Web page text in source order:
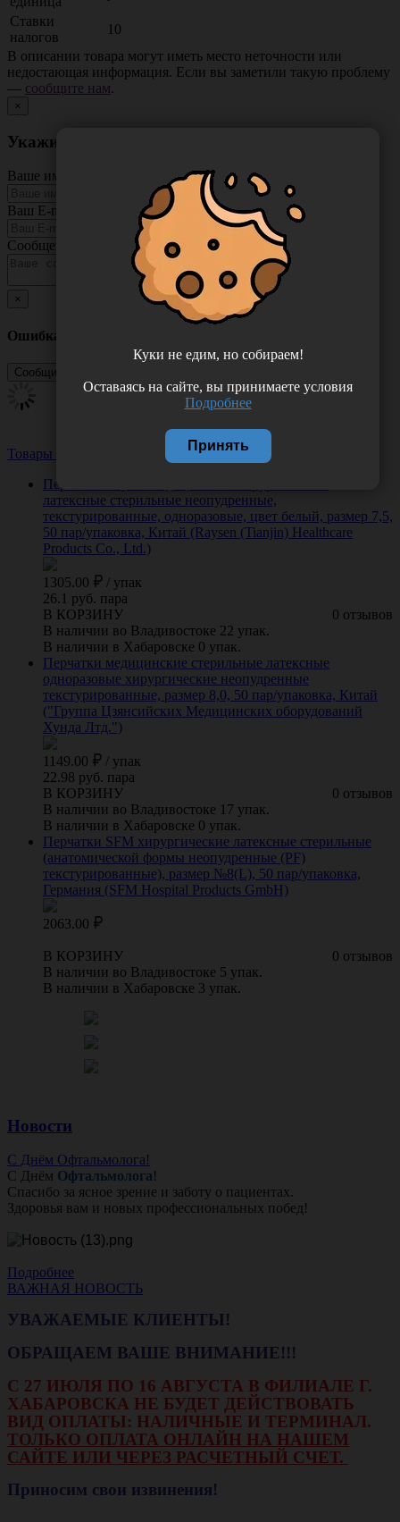
Ставки
налогов
10
В описании товара могут иметь место неточности или
недостающая информация. Если вы заметили такую проблему
— сообщите нам.
×
Укажите неточность в описании товара
Ваше имя
Ваш E-mail
Сообщение
×
Ошибка
Товары из этой категории
Посмотреть все
Перчатки Raysen медицинские хирургические
латексные стерильные неопудренные,
текстурированные, одноразовые, цвет белый, размер 7,5,
50 пар/упаковка, Китай (Raysen (Tianjin) Healthcare
Products Co., Ltd.)
1305.00 / упак
26.1 руб. пара
0 отзывов
В КОРЗИНУ
В наличии во Владивостоке 22 упак.
В наличии в Хабаровске 0 упак.
Перчатки медицинские стерильные латексные
одноразовые хирургические неопудренные
текстурированные, размер 8,0, 50 пар/упаковка, Китай
("Группа Цзянсийских Медицинских оборудований
Хунда Лтд.")
1149.00 / упак
22.98 руб. пара
0 отзывов
В КОРЗИНУ
В наличии во Владивостоке 17 упак.
В наличии в Хабаровске 0 упак.
Перчатки SFM хирургические латексные стерильные
(анатомической формы неопудренные (PF)
текстурированные), размер №8(L), 50 пар/упаковка,
Германия (SFM Hospital Products GmbH)
2063.00
0 отзывов
В КОРЗИНУ
В наличии во Владивостоке 5 упак.
В наличии в Хабаровске 3 упак.
Новости
С Днём Офтальмолога!
С Днём Офтальмолога!
Спасибо за ясное зрение и заботу о пациентах.
Здоровья вам и новых профессиональных побед!
Подробнее
ВАЖНАЯ НОВОСТЬ
УВАЖАЕМЫЕ КЛИЕНТЫ!
ОБРАЩАЕМ ВАШЕ ВНИМАНИЕ!!!
С 27 ИЮЛЯ ПО 16 АВГУСТА В ФИЛИАЛЕ Г.
ХАБАРОВСКА НЕ БУДЕТ ДЕЙСТВОВАТЬ
ВИД ОПЛАТЫ: НАЛИЧНЫЕ И ТЕРМИНАЛ.
ТОЛЬКО ОПЛАТА ОНЛАЙН НА НАШЕМ
САЙТЕ ИЛИ ЧЕРЕЗ РАСЧЕТНЫЙ СЧЕТ.
Приносим свои извинения!
Куки не едим, но собираем!
Оставаясь на сайте, вы принимаете условия
Подробнее
Принять